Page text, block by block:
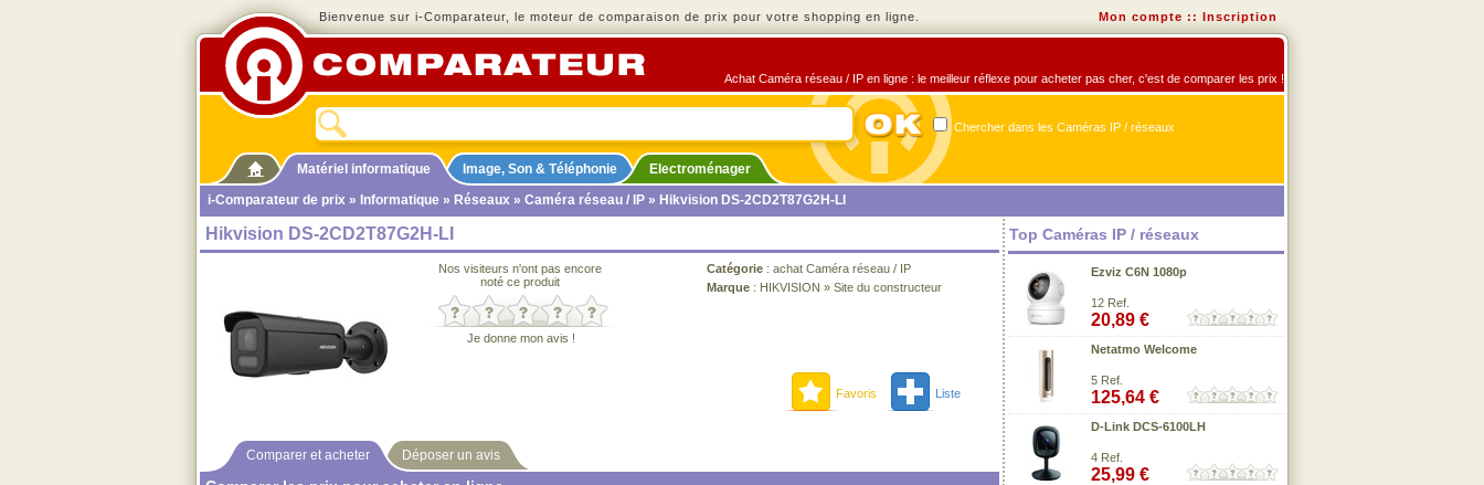
Bienvenue sur i-Comparateur, le moteur de comparaison de prix pour votre shopping en ligne. Mon compte :: Inscription
Achat Caméra réseau / IP en ligne : le meilleur réflexe pour acheter pas cher, c'est de comparer les prix !
Chercher dans les Caméras IP / réseaux
Matériel informatique Image, Son & Téléphonie
Electroménager
i-Comparateur de prix » Informatique » Réseaux » Caméra réseau / IP » Hikvision DS-2CD2T87G2H-LI
Hikvision DS-2CD2T87G2H-LI
Nos visiteurs n'ont pas encore
noté ce produit
Je donne mon avis !
Catégorie : achat Caméra réseau / IP
Marque : HIKVISION » Site du constructeur
Favoris Liste
Comparer et acheter Déposer un avis
Top Caméras IP / réseaux
Ezviz C6N 1080p
12 Ref.
20,89 €
Netatmo Welcome
5 Ref.
125,64 €
D-Link DCS-6100LH
4 Ref.
25,99 €